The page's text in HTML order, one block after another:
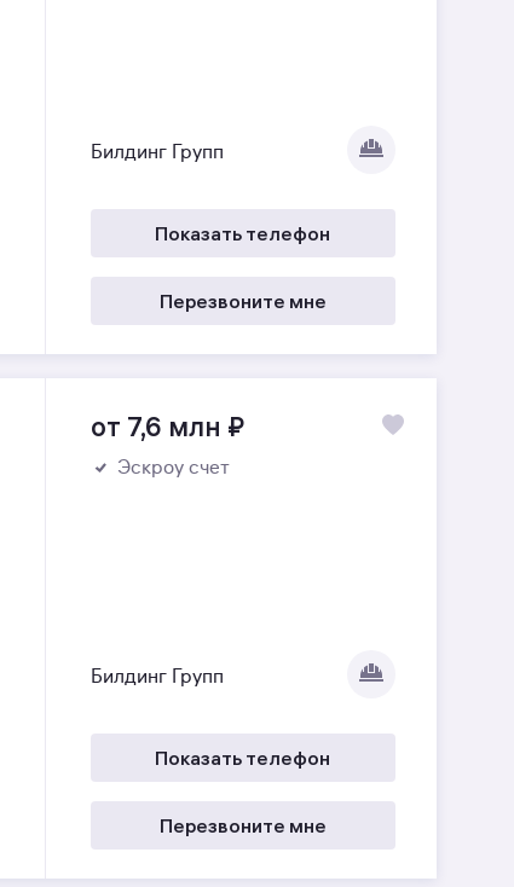
Билдинг Групп
Показать телефон
Перезвоните мне
от 7,6 млн ₽
Эскроу счет
Билдинг Групп
Показать телефон
Перезвоните мне